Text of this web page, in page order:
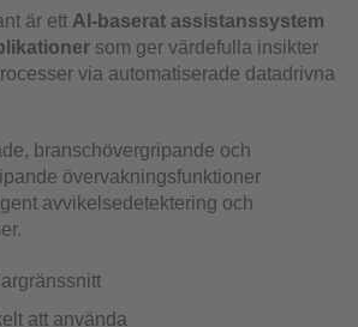
är ett AI-baserat assistanssystem
som ger värdefulla insikter
via automatiserade datadrivna
branschövergripande och
övervakningsfunktioner
avvikelsedetektering och
att använda